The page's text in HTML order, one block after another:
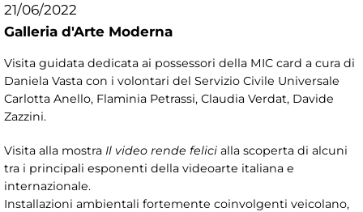
21/06/2022
Galleria d'Arte Moderna
Visita guidata dedicata ai possessori della MIC card a cura di
Daniela Vasta con i volontari del Servizio Civile Universale
Carlotta Anello, Flaminia Petrassi, Claudia Verdat, Davide
Zazzini.
Visita alla mostra Il video rende felici alla scoperta di alcuni
tra i principali esponenti della videoarte italiana e
internazionale.
Installazioni ambientali fortemente coinvolgenti veicolano,